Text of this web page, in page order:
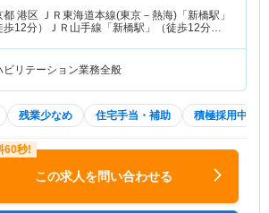
都 港区 ＪＲ東海道本線(東京－熱海)「新橋駅」
歩12分）ＪＲ山手線「新橋駅」（徒歩12分）
ビリテーション業務全般
残業少なめ 住宅手当・補助 積極採用中
この求人を問い合わせる